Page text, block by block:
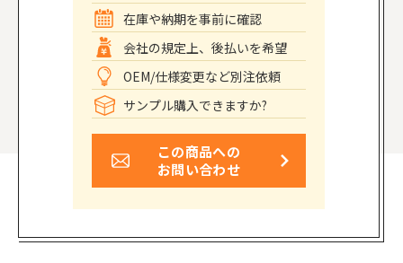
在庫や納期を事前に確認
会社の規定上、後払いを希望
OEM/仕様変更など別注依頼
サンプル購入できますか?
この商品への
お問い合わせ